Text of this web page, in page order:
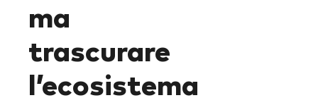
ma
trascurare
l’ecosistema